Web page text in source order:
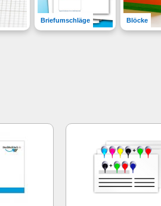
Briefumschläge Blöcke